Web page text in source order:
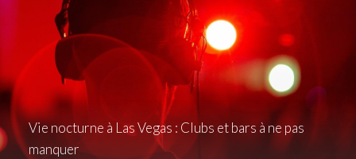
Vie nocturne à Las Vegas : Clubs et bars à ne pas
manquer